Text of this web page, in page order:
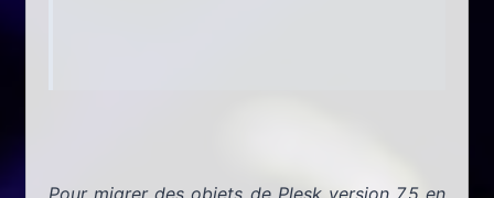
Pour migrer des objets de Plesk version 7.5 en